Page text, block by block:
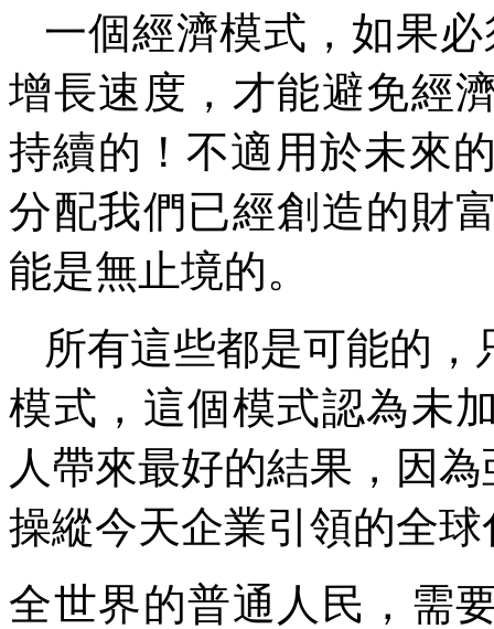
一個經濟模式，如果
增長速度，才能避免經
持續的！不適用於未來
分配我們已經創造的財
能是無止境的。
所有這些都是可能的
模式，這個模式認為未
人帶來最好的結果，因
操縱今天企業引領的全球
全世界的普通人民，需